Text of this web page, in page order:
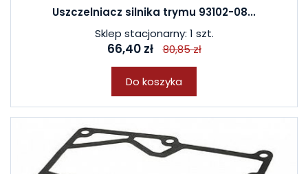
Uszczelniacz silnika trymu 93102-08...
Sklep stacjonarny: 1 szt.
66,40 zł 80,85 zł
Do koszyka